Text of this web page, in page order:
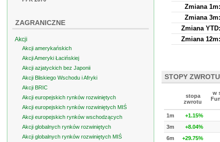
Zmiana 1m:
Zmiana 3m:
Zmiana YTD:
Zmiana 12m:
STOPY ZWROTU
stopa
zwrotu
w
1m
+1.15%
3m
+8.04%
6m
+29.75%
ZAGRANICZNE
Akcji
Akcji amerykańskich
Akcji Ameryki Łacińskiej
Akcji azjatyckich bez Japonii
Akcji Bliskiego Wschodu i Afryki
Akcji BRIC
Akcji europejskich rynków rozwiniętych
Akcji europejskich rynków rozwiniętych MIŚ
Akcji europejskich rynków wschodzących
Akcji globalnych rynków rozwiniętych
Akcji globalnych rynków rozwiniętych MIŚ